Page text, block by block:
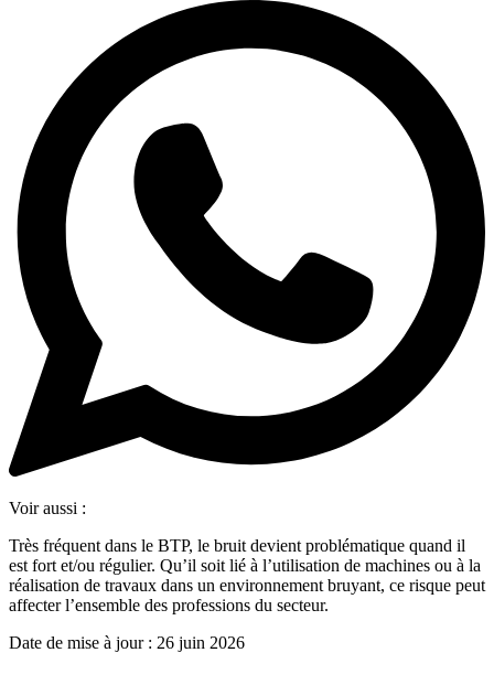
Voir aussi :
Très fréquent dans le BTP, le bruit devient problématique quand il
est fort et/ou régulier. Qu’il soit lié à l’utilisation de machines ou à la
réalisation de travaux dans un environnement bruyant, ce risque peut
affecter l’ensemble des professions du secteur.
Date de mise à jour : 26 juin 2026